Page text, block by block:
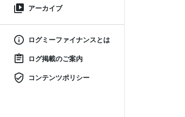
アーカイブ
ログミーファイナンスとは
ログ掲載のご案内
コンテンツポリシー